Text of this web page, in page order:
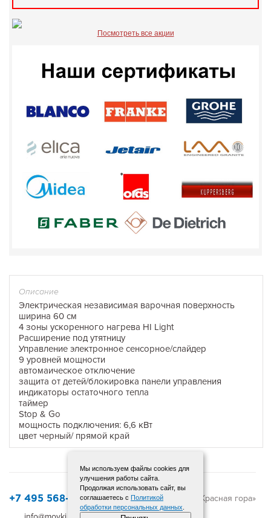
Посмотреть все акции
Описание
Электрическая независимая варочная поверхность
ширина 60 см
4 зоны ускоренного нагрева HI Light
Расширение под утятницу
Управление электронное сенсорное/слайдер
9 уровней мощности
автомаическое отключение
защита от детей/блокировка панели управления
индикаторы остаточного тепла
таймер
Stop & Go
мощность подключения: 6,6 кВт
цвет черный/ прямой край
+7 495 568-12-72
© 2015-2025 «Красная гора»
Мы используем файлы cookies для
улучшения работы сайта.
Продолжая использовать сайт, вы
соглашаетесь с Политикой
обработки персональных данных